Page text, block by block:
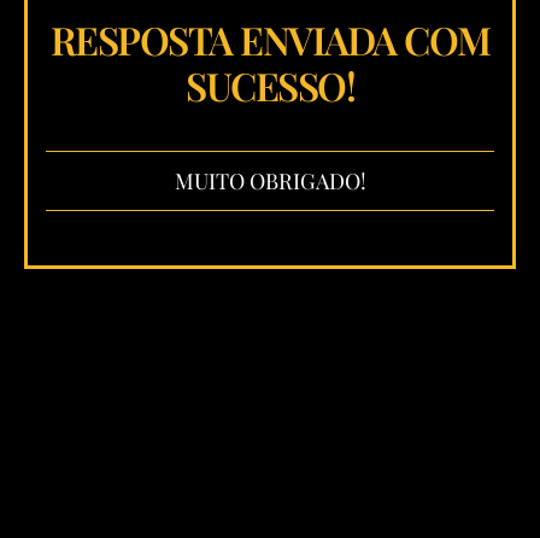
RESPOSTA ENVIADA COM
SUCESSO!
MUITO OBRIGADO!